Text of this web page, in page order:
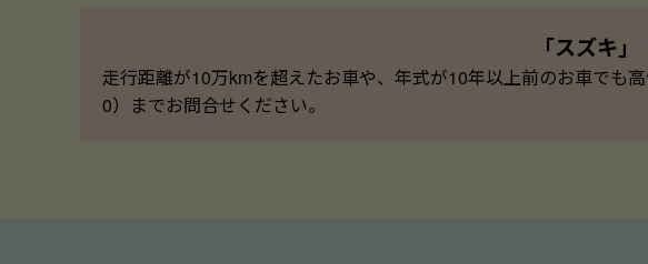
「スズキ
走行距離が10万kmを超えたお車や、年式が10年以上前のお車でも
0）までお問合せください。